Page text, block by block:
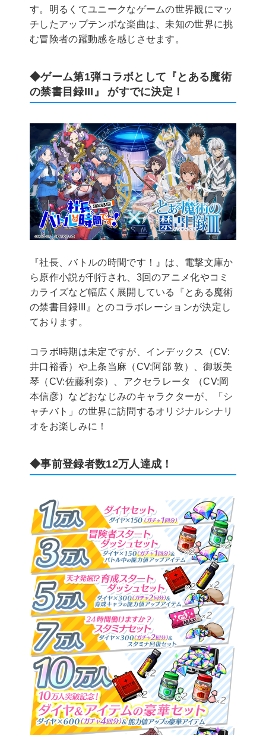
す。明るくてユニークなゲームの世界観にマッ
チしたアップテンポな楽曲は、未知の世界に挑
む冒険者の躍動感を感じさせます。
◆ゲーム第1弾コラボとして『とある魔術
の禁書目録III』 がすでに決定！
『社長、バトルの時間です！』は、電撃文庫か
ら原作小説が刊行され、3回のアニメ化やコミ
カライズなど幅広く展開している『とある魔術
の禁書目録III』とのコラボレーションが決定し
ております。
コラボ時期は未定ですが、インデックス（CV:
井口裕香）や上条当麻（CV:阿部 敦）、御坂美
琴（CV:佐藤利奈）、アクセラレータ （CV:岡
本信彦）などおなじみのキャラクターが、「シ
ャチバト」の世界に訪問するオリジナルシナリ
オをお楽しみに！
◆事前登録者数12万人達成！